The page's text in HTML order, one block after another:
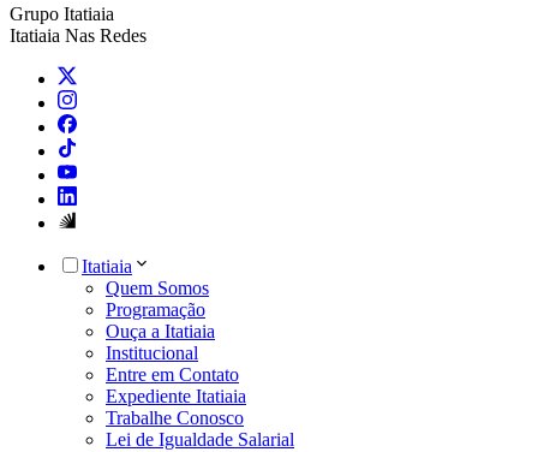
Grupo Itatiaia
Itatiaia Nas Redes
Itatiaia
Quem Somos
Programação
Ouça a Itatiaia
Institucional
Entre em Contato
Expediente Itatiaia
Trabalhe Conosco
Lei de Igualdade Salarial